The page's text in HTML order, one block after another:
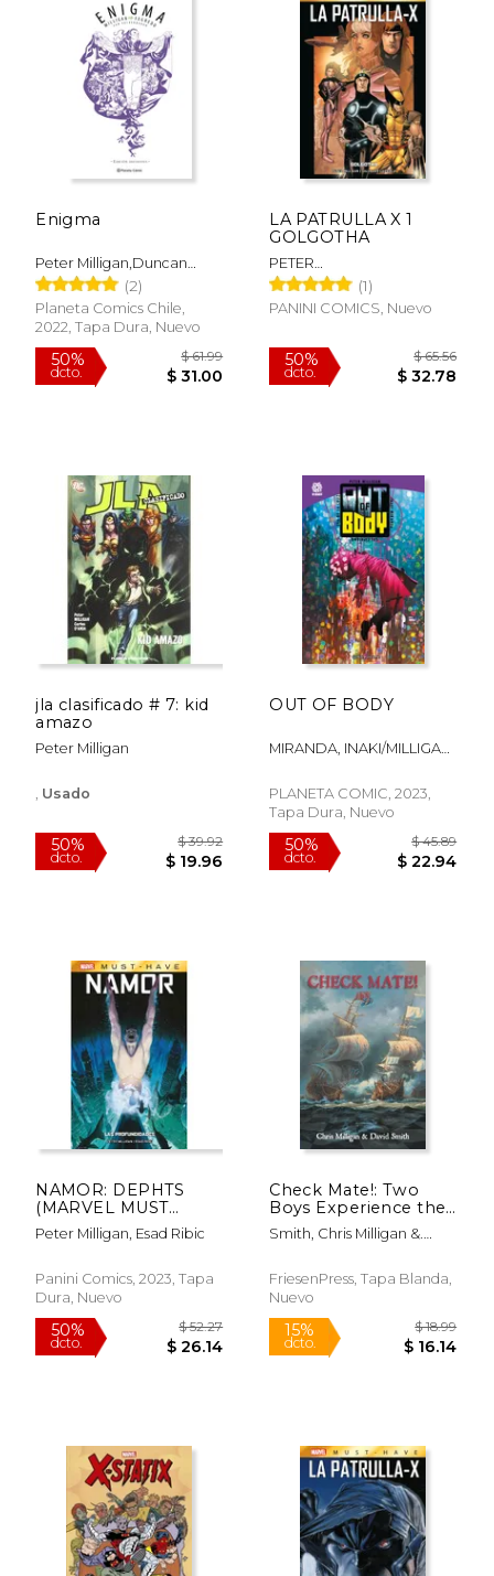
dcto. $ 17.14 dcto.
50%
dcto.
Enigma
Peter Milligan,Duncan
Fegredo
(2)
Planeta Comics Chile,
2022, Tapa Dura, Nuevo
50%
dcto. $ 31.00
LA PATRULLA X 1
GOLGOTHA
PETER
MILLIGAN/SALVADOR
LARROCA
(1)
PANINI COMICS, Nuevo
50%
dcto.
jla clasificado # 7: kid
amazo
Peter Milligan
Usado
OUT OF BODY
MIRANDA, INAKI/MILLIGAN,
PLANETA COMIC, 2023,
Tapa Dura, Nuevo
NAMOR: DEPHTS
(MARVEL MUST
HAVE) - HC: Pasta
Dura en Español
Peter Milligan, Esad Ribic
Panini Comics, 2023, Tapa
Dura, Nuevo
Check Mate!: Two
Boys Experience the
Life and Death Fight
for Control of the
(en Inglés)
Smith, Chris Milligan &.
Peter ; Back, Francis
FriesenPress, Tapa Blanda,
Nuevo